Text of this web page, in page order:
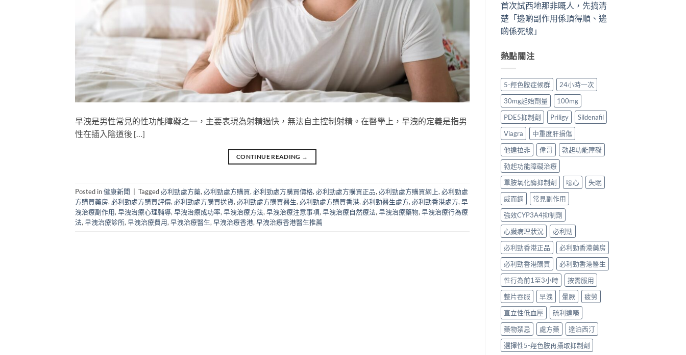
早洩是男性常見的性功能障礙之一，主要表現為射精過快，無法自主控制射精。在醫學上，早洩的定義是指男
性在插入陰道後 […]
CONTINUE READING →
Posted in健康新聞 Tagged必利勁處方藥,必利勁處方購買,必利勁處方購買價格,必利勁處方購買正品,必利勁處方購買網上,必利勁處
方購買藥房,必利勁處方購買評價,必利勁處方購買送貨,必利勁處方購買醫生,必利勁處方購買香港,必利勁醫生處方,必利勁香港處方,早
洩治療副作用,早洩治療心理輔導,早洩治療成功率,早洩治療方法,早洩治療注意事項,早洩治療自然療法,早洩治療藥物,早洩治療行為療
法,早洩治療診所,早洩治療費用,早洩治療醫生,早洩治療香港,早洩治療香港醫生推薦
首次試西地那非嘅人，先搞清
楚「邊啲副作用係頂得順、邊
啲係死線」
熱點關注
5-羥色胺症候群
24小時一次
30mg起始劑量
100mg
PDE5抑制劑
Priligy
Sildenafil
Viagra
中重度肝損傷
他達拉非
偉哥
勃起功能障礙
勃起功能障礙治療
單胺氧化酶抑制劑
噁心
失眠
威而鋼
常見副作用
強效CYP3A4抑制劑
心臟病理狀況
必利勁
必利勁香港正品
必利勁香港藥房
必利勁香港購買
必利勁香港醫生
性行為前1至3小時
按需服用
整片吞服
早洩 暈厥
疲勞
直立性低血壓
硫利達嗪
藥物禁忌
處方藥
達泊西汀
選擇性5-羥色胺再攝取抑制劑